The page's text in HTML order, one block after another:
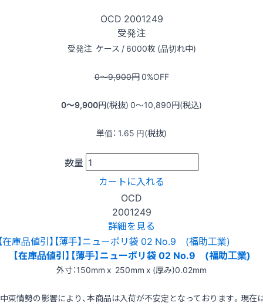
OCD 2001249
受発注
受発注 ケース / 6000枚 (品切れ中)
0〜9,900円0%OFF
0〜9,900円(税抜) 0〜10,890円(税込)
単価： 1.65 円(税抜)
数量
カートに入れる
OCD
2001249
詳細を見る
【在庫品値引】【薄手】ニューポリ袋 02 No.9 (福助工業)
外寸：150mm x 250mm x (厚み)0.02mm
東情勢の影響により、本商品は入荷が不安定となっております。現在